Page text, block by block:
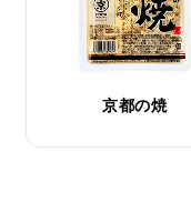
京都の焼